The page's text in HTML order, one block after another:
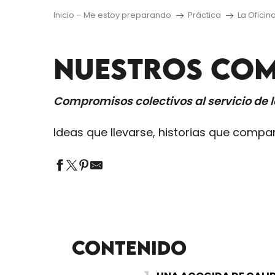
Inicio – Me estoy preparando Práctica La
NUESTROS
Compromisos colectivos al servicio de
Ideas que llevarse, historias que
Contenido